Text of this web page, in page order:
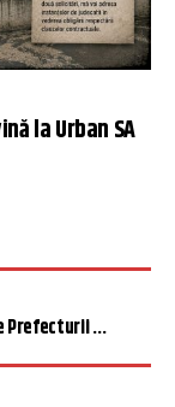
la Urban SA
Prefecturii ...